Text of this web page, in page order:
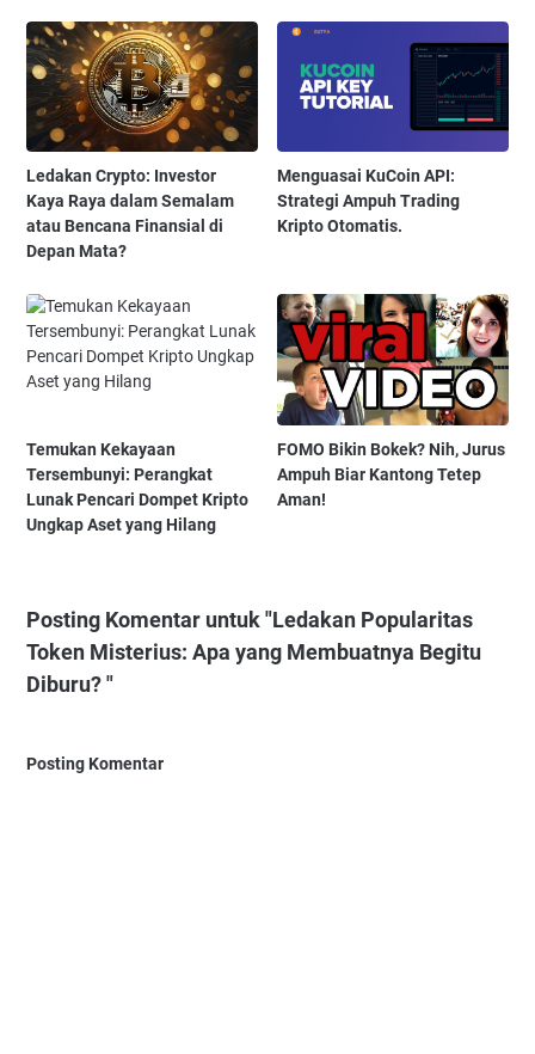
Ledakan Crypto: Investor
Kaya Raya dalam Semalam
atau Bencana Finansial di
Depan Mata?
Menguasai KuCoin API:
Strategi Ampuh Trading
Kripto Otomatis.
Temukan Kekayaan
Tersembunyi: Perangkat
Lunak Pencari Dompet Kripto
Ungkap Aset yang Hilang
FOMO Bikin Bokek? Nih, Jurus
Ampuh Biar Kantong Tetep
Aman!
Posting Komentar untuk "Ledakan Popularitas
Token Misterius: Apa yang Membuatnya Begitu
Diburu? "
Posting Komentar